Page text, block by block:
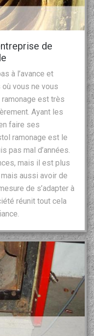
de
à l’avance et
vous ne vous
ramonage est très
Ayant les
faire ses
ramonage est le
pas mal d’années.
mais il est plus
aussi avoir de
de s’adapter à
réunit tout cela